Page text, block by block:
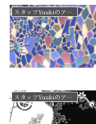
スタッフYuukiのアートたち
スタッフYuukiのアートたち